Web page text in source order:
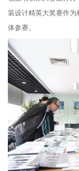
装设计精英大奖赛作
体参赛。